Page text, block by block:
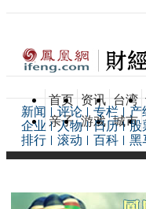
首页 资讯 台湾
亲子 游戏 城市
新闻 评论 专栏 产
企业
人物 日历 股
排行
滚动 百科 黑